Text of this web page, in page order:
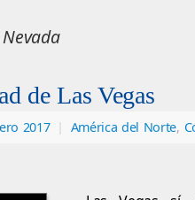
Nevada
de Las Vegas
2017 América del Norte,